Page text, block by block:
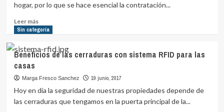
reacción
el
hogar, por lo que se hace esencial la contratación...
Leer másLeer
más
Los
posibles
de
seguridad
existen
Sin categoría
Beneficios de las cerraduras con sistema RFID para las
casas
Marga Fresco Sanchez 19 junio, 2017
Hoy en día la seguridad de nuestras propiedades depende de
las cerraduras que tengamos en la puerta principal de la...